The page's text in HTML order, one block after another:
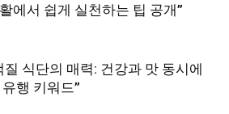
에서 쉽게 실천하는 팁 공개”
질 식단의 매력: 건강과 맛 동시에
행 키워드”